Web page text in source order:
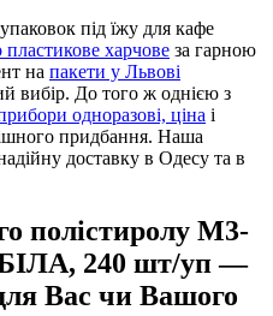
під їжу для кафе
пластикове харчове за гарною
на пакети у Львові
вибір. До того ж однією з
одноразові, ціна і
придбання. Наша
доставку в Одесу та в
полістиролу М3-
БІЛА, 240 шт/уп —
Вас чи Вашого